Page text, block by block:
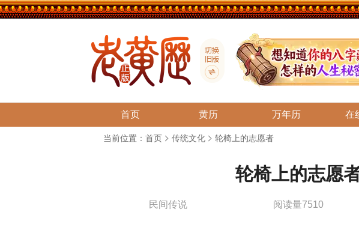
首页 黄历 万年历 在
当前位置： 首页 传统文化 轮椅上的志愿者
轮椅上的志愿
民间传说 阅读量7510